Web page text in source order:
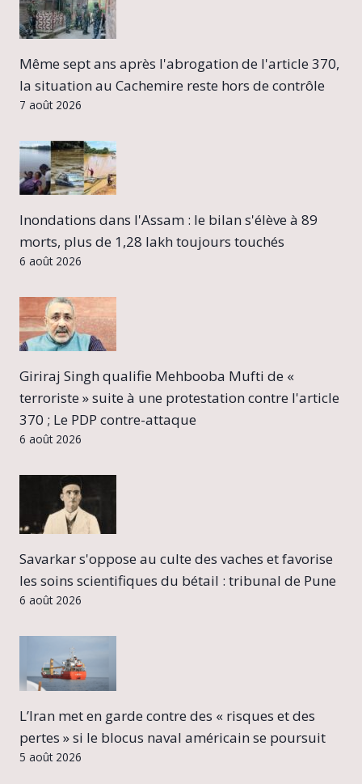
Même sept ans après l'abrogation de l'article 370,
la situation au Cachemire reste hors de contrôle
7 août 2026
Inondations dans l'Assam : le bilan s'élève à 89
morts, plus de 1,28 lakh toujours touchés
6 août 2026
Giriraj Singh qualifie Mehbooba Mufti de «
terroriste » suite à une protestation contre l'article
370 ; Le PDP contre-attaque
6 août 2026
Savarkar s'oppose au culte des vaches et favorise
les soins scientifiques du bétail : tribunal de Pune
6 août 2026
L’Iran met en garde contre des « risques et des
pertes » si le blocus naval américain se poursuit
5 août 2026